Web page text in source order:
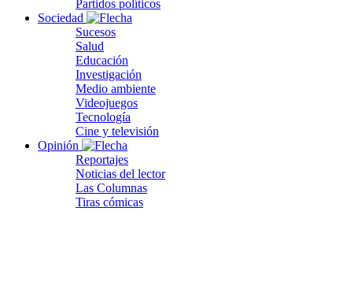
Partidos políticos
Sociedad
Sucesos
Salud
Educación
Investigación
Medio ambiente
Videojuegos
Tecnología
Cine y televisión
Opinión
Reportajes
Noticias del lector
Las Columnas
Tiras cómicas